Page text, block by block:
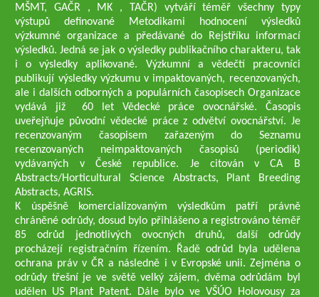
MŠMT, GAČR , MK , TAČR) vytváří téměř všechny typy
výstupů definované Metodikami hodnocení výsledků
výzkumné organizace a předávané do Rejstříku informací
výsledků. Jedná se jak o výsledky publikačního charakteru, tak
i o výsledky aplikované. Výzkumní a vědečtí pracovníci
publikují výsledky výzkumu v impaktovaných, recenzovaných,
ale i dalších odborných a populárních časopisech Organizace
vydává již 60 let Vědecké práce ovocnářské. Časopis
uveřejňuje původní vědecké práce z odvětví ovocnářství. Je
recenzovaným časopisem zařazeným do Seznamu
recenzovaných neimpaktovaných časopisů (periodik)
vydávaných v České republice. Je citován v CA B
Abstracts/Horticultural Science Abstracts, Plant Breeding
Abstracts, AGRIS.
K úspěšně komercializovaným výsledkům patří právně
chráněné odrůdy, dosud bylo přihlášeno a registrováno téměř
85 odrůd jednotlivých ovocných druhů, další odrůdy
procházejí registračním řízením. Řadě odrůd byla udělena
ochrana práv v ČR a následně i v Evropské unii. Zejména o
odrůdy třešní je ve světě velký zájem, dvěma odrůdám byl
udělen US Plant Patent. Dále bylo ve VŠÚO Holovousy za